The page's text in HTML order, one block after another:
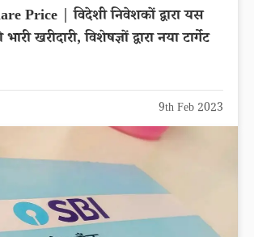
Price | विदेशी निवेशकों द्वारा यस
खरीदारी, विशेषज्ञों द्वारा नया टार्गेट
9th Feb 2023